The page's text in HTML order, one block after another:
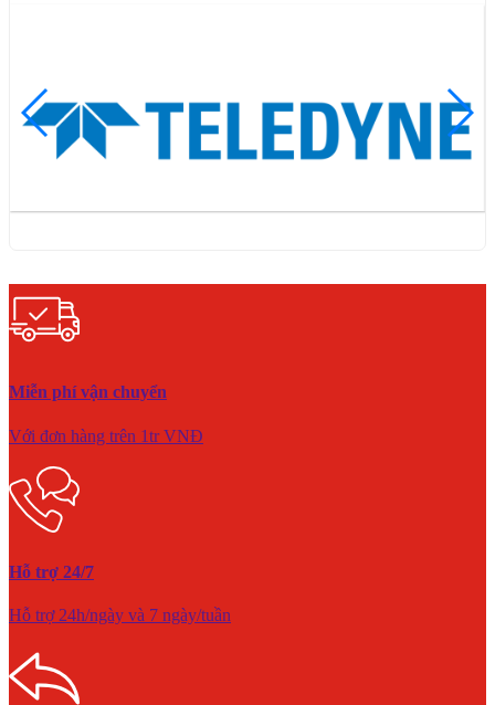
Miễn phí vận chuyển
Với đơn hàng trên 1tr VNĐ
Hỗ trợ 24/7
Hỗ trợ 24h/ngày và 7 ngày/tuần